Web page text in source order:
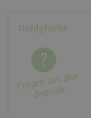
Goldglocke
Fragen an den
Betrieb